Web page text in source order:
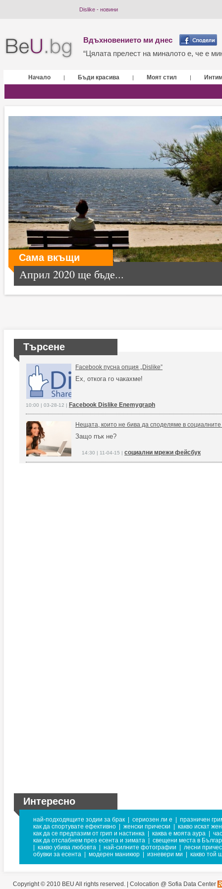
Dislike - новини
Вдъхновението ми днес
“Цялата прелест на миналото е, че е
Начало | Бъди красива | Моят стил |
Сама вкъщи
Април 2020 ще бъде...
Търсене
Facebook пусна опция „Dislike”
Ех, откога го чакахме!
10:00 | 03-28-12 | Facebook Dislike Enemygraph
Нещата, които не бива да споделяме в
Защо пък не?
14:30 | 11-04-15 | социални мрежи фейсбук
Интересно
най-подходящите зодии за брак сериозен ли е
празничен
как да спортувате ефективно
женски прически
какво искат
как да се предпазим от грип и настинка
каква е моята аура
как да отслабнем през есента и зимата
свещени места в
какво убива любовта най-силните фотографии
лесни
обувки за есента
модерен маникюр изневери ми какво той
Copyright © 2010 BEU All rights reserved. | Colocation @ Sofia Data Center